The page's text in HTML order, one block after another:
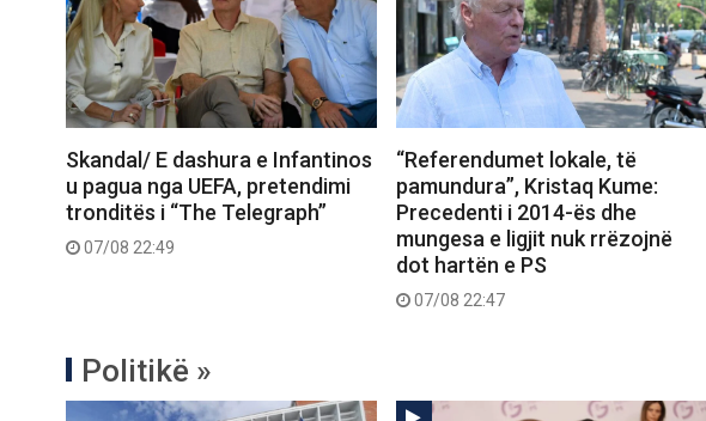
Skandal/ E dashura e Infantinos
u pagua nga UEFA, pretendimi
tronditës i “The Telegraph”
07/08 22:49
“Referendumet lokale, të
pamundura”, Kristaq Kume:
Precedenti i 2014-ës dhe
mungesa e ligjit nuk rrëzojnë
dot hartën e PS
07/08 22:47
Politikë »